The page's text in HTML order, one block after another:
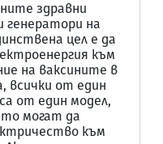
здравни
генератори на
цел е да
към
на ваксините в
всички от един
от един модел,
могат да
към